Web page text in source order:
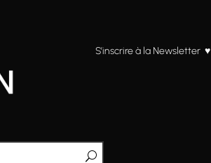
S’inscrire à la Newsletter ♥